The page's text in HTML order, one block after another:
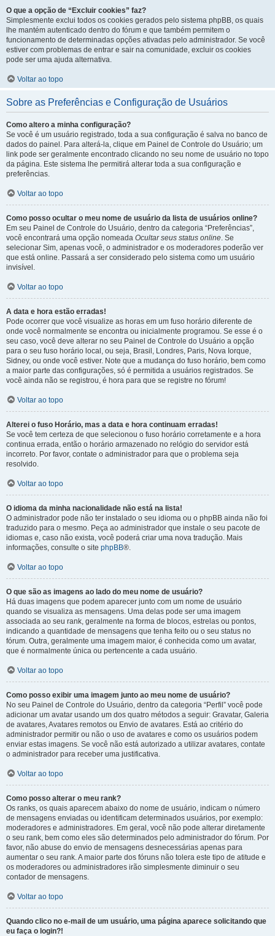
O que a opção de “Excluir cookies” faz?
Simplesmente exclui todos os cookies gerados pelo sistema phpBB, os quais
lhe mantém autenticado dentro do fórum e que também permitem o
funcionamento de determinadas opções ativadas pelo administrador. Se você
estiver com problemas de entrar e sair na comunidade, excluir os cookies
pode ser uma ajuda alternativa.
Voltar ao topo
Sobre as Preferências e Configuração de Usuários
Como altero a minha configuração?
Se você é um usuário registrado, toda a sua configuração é salva no banco de
dados do painel. Para alterá-la, clique em Painel de Controle do Usuário; um
link pode ser geralmente encontrado clicando no seu nome de usuário no topo
da página. Este sistema lhe permitirá alterar toda a sua configuração e
preferências.
Voltar ao topo
Como posso ocultar o meu nome de usuário da lista de usuários online?
Em seu Painel de Controle do Usuário, dentro da categoria “Preferências”,
você encontrará uma opção nomeada Ocultar seus status online. Se
selecionar Sim, apenas você, o administrador e os moderadores poderão ver
que está online. Passará a ser considerado pelo sistema como um usuário
invisível.
Voltar ao topo
A data e hora estão erradas!
Pode ocorrer que você visualize as horas em um fuso horário diferente de
onde você normalmente se encontra ou inicialmente programou. Se esse é o
seu caso, você deve alterar no seu Painel de Controle do Usuário a opção
para o seu fuso horário local, ou seja, Brasil, Londres, Paris, Nova Iorque,
Sidney, ou onde você estiver. Note que a mudança do fuso horário, bem como
a maior parte das configurações, só é permitida a usuários registrados. Se
você ainda não se registrou, é hora para que se registre no fórum!
Voltar ao topo
Alterei o fuso Horário, mas a data e hora continuam erradas!
Se você tem certeza de que selecionou o fuso horário corretamente e a hora
continua errada, então o horário armazenado no relógio do servidor está
incorreto. Por favor, contate o administrador para que o problema seja
resolvido.
Voltar ao topo
O idioma da minha nacionalidade não está na lista!
O administrador pode não ter instalado o seu idioma ou o phpBB ainda não foi
traduzido para o mesmo. Peça ao administrador que instale o seu pacote de
idiomas e, caso não exista, você poderá criar uma nova tradução. Mais
informações, consulte o site phpBB®.
Voltar ao topo
O que são as imagens ao lado do meu nome de usuário?
Há duas imagens que podem aparecer junto com um nome de usuário
quando se visualiza as mensagens. Uma delas pode ser uma imagem
associada ao seu rank, geralmente na forma de blocos, estrelas ou pontos,
indicando a quantidade de mensagens que tenha feito ou o seu status no
fórum. Outra, geralmente uma imagem maior, é conhecida como um avatar,
que é normalmente única ou pertencente a cada usuário.
Voltar ao topo
Como posso exibir uma imagem junto ao meu nome de usuário?
No seu Painel de Controle do Usuário, dentro da categoria “Perfil” você pode
adicionar um avatar usando um dos quatro métodos a seguir: Gravatar, Galeria
de avatares, Avatares remotos ou Envio de avatares. Está ao critério do
administrador permitir ou não o uso de avatares e como os usuários podem
enviar estas imagens. Se você não está autorizado a utilizar avatares, contate
o administrador para receber uma justificativa.
Voltar ao topo
Como posso alterar o meu rank?
Os ranks, os quais aparecem abaixo do nome de usuário, indicam o número
de mensagens enviadas ou identificam determinados usuários, por exemplo:
moderadores e administradores. Em geral, você não pode alterar diretamente
o seu rank, bem como eles são determinados pelo administrador do fórum. Por
favor, não abuse do envio de mensagens desnecessárias apenas para
aumentar o seu rank. A maior parte dos fóruns não tolera este tipo de atitude e
os moderadores ou administradores irão simplesmente diminuir o seu
contador de mensagens.
Voltar ao topo
Quando clico no e-mail de um usuário, uma página aparece solicitando que
eu faça o login?!